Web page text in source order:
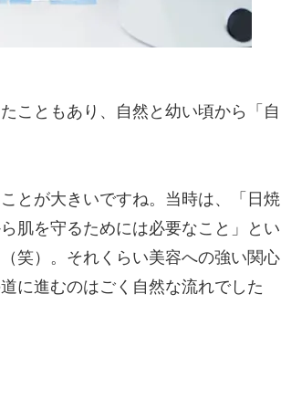
こともあり、自然と幼い頃から「自
とが大きいですね。当時は、「日焼
肌を守るためには必要なこと」とい
笑）。それくらい美容への強い関心
に進むのはごく自然な流れでした